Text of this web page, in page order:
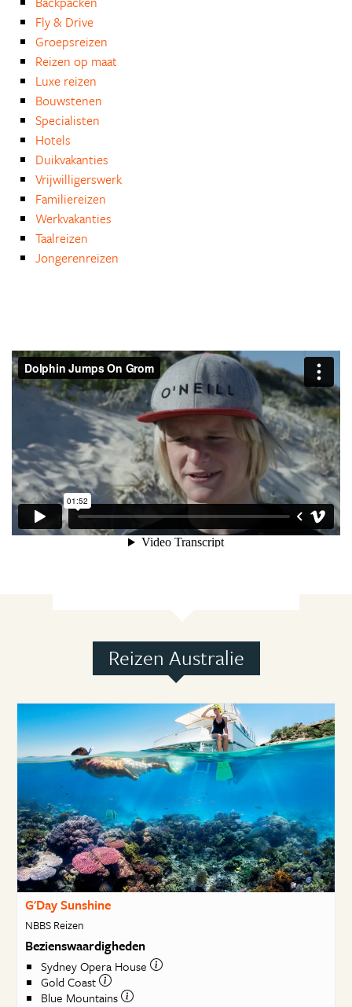
Fly & Drive
Groepsreizen
Reizen op maat
Luxe reizen
Bouwstenen
Specialisten
Hotels
Duikvakanties
Vrijwilligerswerk
Familiereizen
Werkvakanties
Taalreizen
Jongerenreizen
Reizen Australie
G'Day Sunshine
NBBS Reizen
Bezienswaardigheden
Sydney Opera House
Gold Coast
Blue Mountains